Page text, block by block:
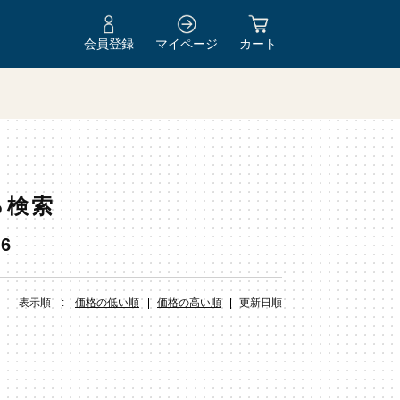
会員登録 マイページ カート
索
表示順 : 価格の低い順 価格の高い順 更新日順